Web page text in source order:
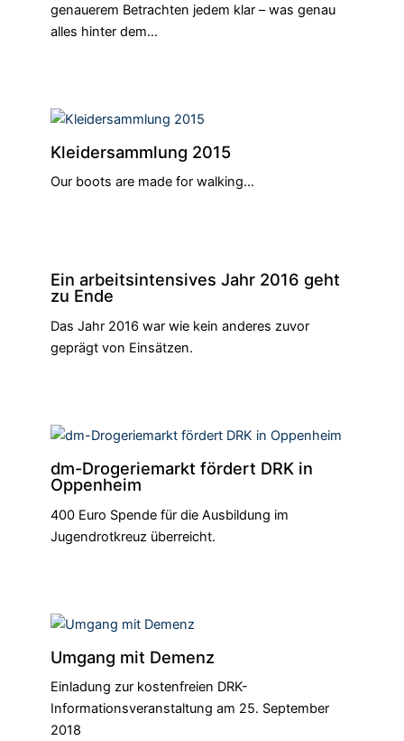
genauerem Betrachten jedem klar – was genau
alles hinter dem…
Kleidersammlung 2015
Our boots are made for walking…
Ein arbeitsintensives Jahr 2016 geht
zu Ende
Das Jahr 2016 war wie kein anderes zuvor
geprägt von Einsätzen.
dm-Drogeriemarkt fördert DRK in
Oppenheim
400 Euro Spende für die Ausbildung im
Jugendrotkreuz überreicht.
Umgang mit Demenz
Einladung zur kostenfreien DRK-
Informationsveranstaltung am 25. September
2018